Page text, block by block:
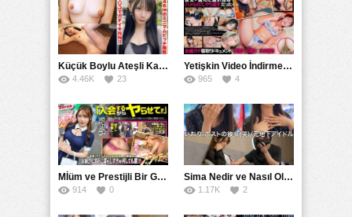
Küçük Boylu Ateşli Karakter: Nandinin Hassas Uçuklu Memeleri ve Sahneleri
4.46K 23
Yetişkin Video İndirme Siteleri Grubu: Şefkatli Patron ve Sekreterin Aşk Hikayesi: Prestijli Bir Son
965 4
Mİüm ve Prestijli Bir Gecenin Sırları: Gizemli Bir Kadın ve Mükemmel Bir Macera
914 0
Sima Nedir ve Nasıl Oluşur
1.17K 2